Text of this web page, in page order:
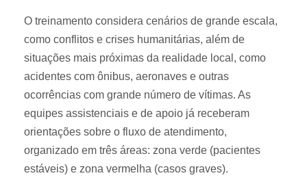
O treinamento considera cenários de grande escala,
como conflitos e crises humanitárias, além de
situações mais próximas da realidade local, como
acidentes com ônibus, aeronaves e outras
ocorrências com grande número de vítimas. As
equipes assistenciais e de apoio já receberam
orientações sobre o fluxo de atendimento,
organizado em três áreas: zona verde (pacientes
estáveis) e zona vermelha (casos graves).